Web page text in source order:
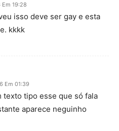
19:28
isso deve ser gay e esta
kkkk
Em 01:39
texto tipo esse que só fala
aparece neguinho